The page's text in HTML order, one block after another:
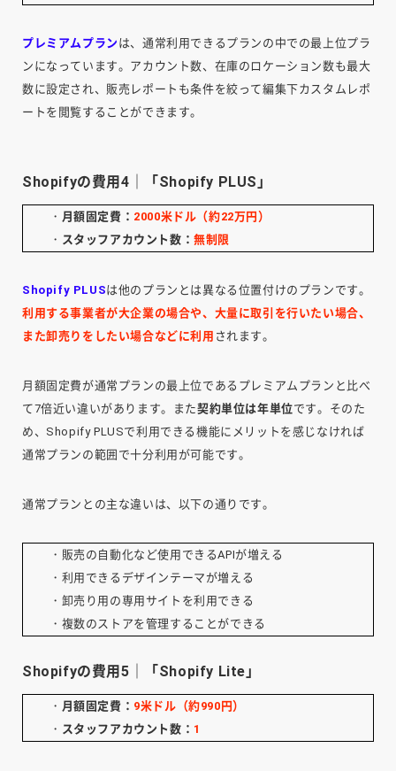
プレミアムプラン は、通常利用できるプランの中での最上位プラ
ンになっています。アカウント数、在庫のロケーション数も最大
数に設定され、販売レポートも条件を絞って編集下カスタムレポ
ートを閲覧することができます。
Shopifyの費用4｜「Shopify PLUS」
・ 月額固定費： 2000米ドル（約22万円）
・ スタッフアカウント数：無制限
Shopify PLUSは他のプランとは異なる位置付けのプランです。
利用する事業者が大企業の場合や、大量に取引を行いたい場合、
また卸売りをしたい場合などに利用 されます。
月額固定費が通常プランの最上位であるプレミアムプランと比べ
て7倍近い違いがあります。また契約単位は年単位です。そのた
め、Shopify PLUSで利用できる機能にメリットを感じなければ
通常プランの範囲で十分利用が可能です。
通常プランとの主な違いは、以下の通りです。
・販売の自動化など使用できるAPIが増える
・利用できるデザインテーマが増える
・卸売り用の専用サイトを利用できる
・複数のストアを管理することができる
Shopifyの費用5｜「Shopify Lite」
・ 月額固定費： 9米ドル（約990円）
・ スタッフアカウント数： 1